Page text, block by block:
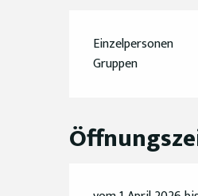
Einzelpersonen
Gruppen